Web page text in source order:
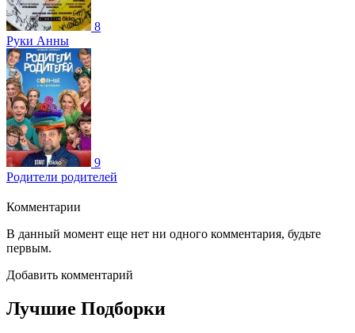
8
Руки Анны
9
Родители родителей
Комментарии
В данный момент еще нет ни одного комментария, будьте
первым.
Добавить комментарий
Лучшие Подборки